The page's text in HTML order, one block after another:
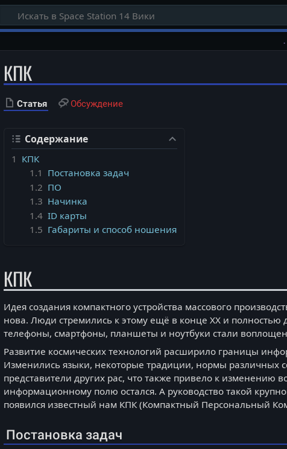
КПК
Статья Обсуждение
Содержание
1 КПК
1.1 Постановка задач
1.2 ПО
1.3 Начинка
1.4 ID карты
1.5 Габариты и способ ношения
КПК
Идея создания компактного устройства массового
нова. Люди стремились к этому ещё в конце XX и
телефоны, смартфоны, планшеты и ноутбуки стали
Развитие космических технологий расширило границы
Изменились языки, некоторые традиции, нормы различных
представители других рас, что также привело к изменению
информационному полю остался. А руководство такой
появился известный нам КПК (Компактный Персональный
Постановка задач